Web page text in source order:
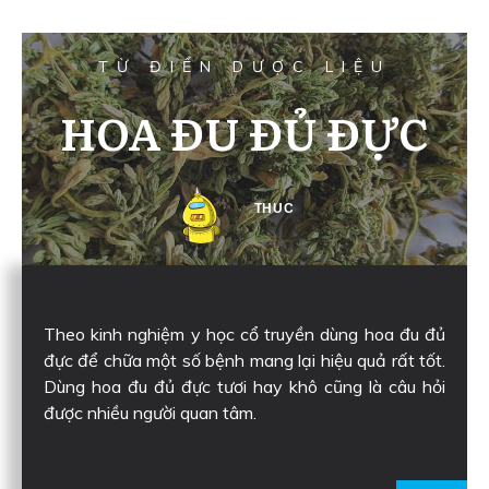
TỪ ĐIỂN DƯỢC LIỆU
HOA ĐU ĐỦ ĐỰC
THUC
Theo kinh nghiệm y học cổ truyền dùng hoa đu đủ
đực để chữa một số bệnh mang lại hiệu quả rất tốt.
Dùng hoa đu đủ đực tươi hay khô cũng là câu hỏi
được nhiều người quan tâm.